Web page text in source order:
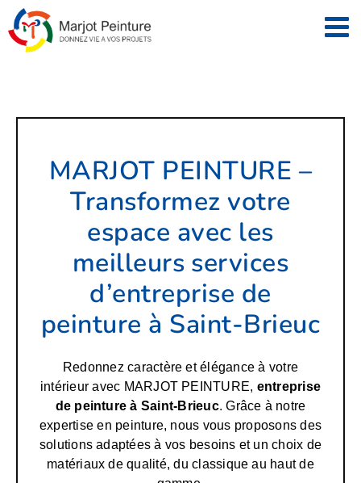
Passer
au
contenu
MARJOT PEINTURE –
Transformez votre
espace avec les
meilleurs services
d’entreprise de
peinture à Saint-Brieuc
Redonnez caractère et élégance à votre
intérieur avec MARJOT PEINTURE, entreprise
de peinture à Saint-Brieuc. Grâce à notre
expertise en peinture, nous vous proposons des
solutions adaptées à vos besoins et un choix de
matériaux de qualité, du classique au haut de